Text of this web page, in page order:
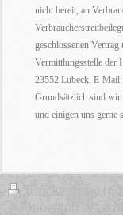
nicht bereit, an
geschlossenen
Vermittlungsstelle der
23552 Lübeck, E-Mail:
Grundsätzlich sind wir
und einigen uns gerne